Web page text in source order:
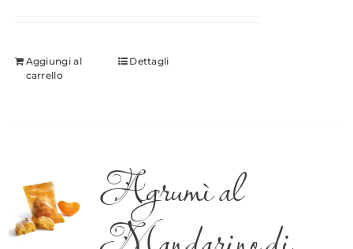
Aggiungi al
carrello
Dettagli
Agrumì al